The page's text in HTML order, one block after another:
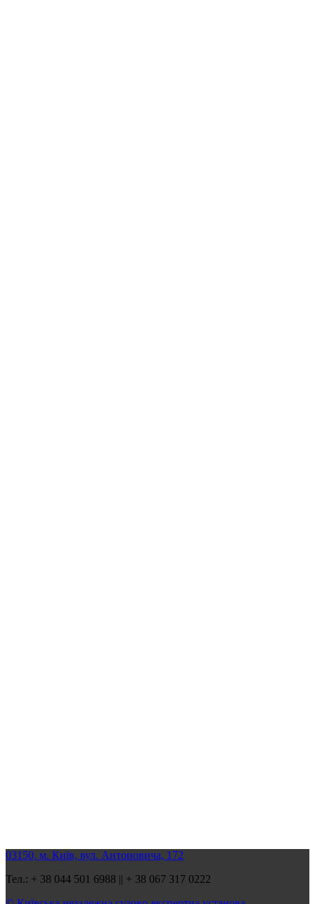
03150, м. Київ, вул. Антоновича, 172
Тел.: + 38 044 501 6988 || + 38 067 317 0222